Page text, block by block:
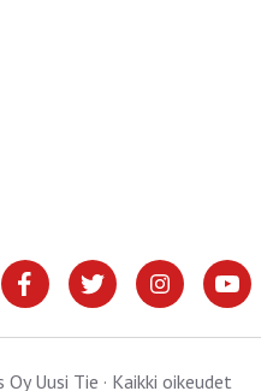
Uusi Tie · Kaikki oikeudet